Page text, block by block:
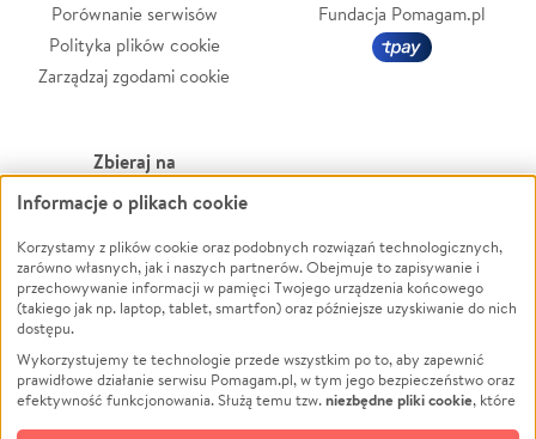
Porównanie serwisów
Polityka plików cookie
Zarządzaj zgodami cookie
Fundacja Pomagam.pl
Zbieraj na
Leczenie
Zwierzęta
Pożar
Ukraina
Pomoc Finansowa
Projekty
Powódź
Wichura
NGO
Edukacja
Podróż
Informacje o plikach cookie
Korzystamy z plików cookie oraz podobnych rozwiązań technologicznych,
zarówno własnych, jak i naszych partnerów. Obejmuje to zapisywanie i
przechowywanie informacji w pamięci Twojego urządzenia końcowego
(takiego jak np. laptop, tablet, smartfon) oraz późniejsze uzyskiwanie do nich
dostępu.
Wykorzystujemy te technologie przede wszystkim po to, aby zapewnić
prawidłowe działanie serwisu Pomagam.pl, w tym jego bezpieczeństwo oraz
efektywność funkcjonowania. Służą temu tzw.niezbędne pliki cookie, które